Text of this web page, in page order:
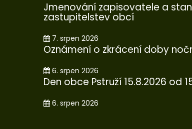
Jmenování zapisovatele a
zastupitelstev obcí
7. srpen 2026
Oznámení o zkrácení doby
6. srpen 2026
Den obce Pstruží 15.8.2026 od
6. srpen 2026